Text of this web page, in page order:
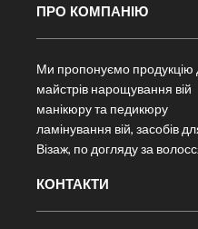
ПРО КОМПАНІЮ
Ми пропонуємо продукцію
майстрів нарощування вій
манікюру та педикюру
ламінування вій, засобів
Візаж, по догляду за
КОНТАКТИ